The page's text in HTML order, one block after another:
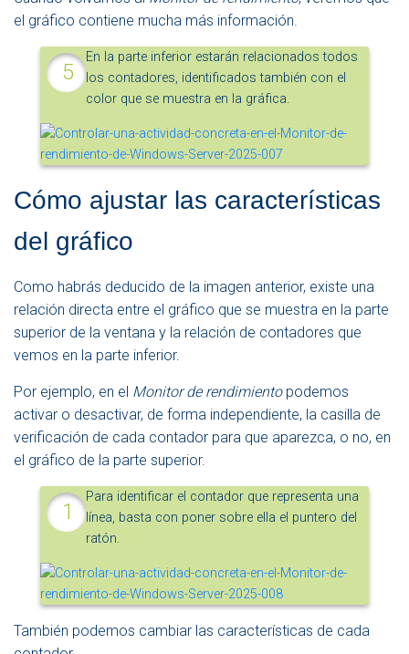
el gráfico contiene mucha más información.
En la parte inferior estarán relacionados todos
los contadores, identificados también con el
color que se muestra en la gráfica.
Cómo ajustar las características
del gráfico
Como habrás deducido de la imagen anterior, existe una
relación directa entre el gráfico que se muestra en la parte
superior de la ventana y la relación de contadores que
vemos en la parte inferior.
Por ejemplo, en el Monitor de rendimientopodemos
activar o desactivar, de forma independiente, la casilla de
verificación de cada contador para que aparezca, o no, en
el gráfico de la parte superior.
Para identificar el contador que representa una
línea, basta con poner sobre ella el puntero del
ratón.
También podemos cambiar las características de cada